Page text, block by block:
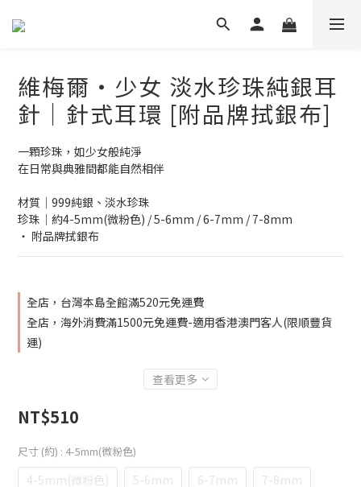
維梅爾・少女 淡水珍珠純銀耳
針│針式耳環 [附品牌拭銀布]
一顆珍珠，如少女般純淨
在日常與典雅間都能自然相伴
材質│999純銀、淡水珍珠
珍珠│約4-5mm(微粉色) / 5-6mm / 6-7mm / 7-8mm
‧ 附品牌拭銀布
全店，台灣本島全館滿520元免運費
全店，海外消費滿1500元免運費-適用香港澳門客人(限順豐貨
運)
查看更多
NT$510
尺寸 (約) : 4-5mm(微粉色)
4-5mm(微粉色) 5-6mm 6-7mm 7-8mm